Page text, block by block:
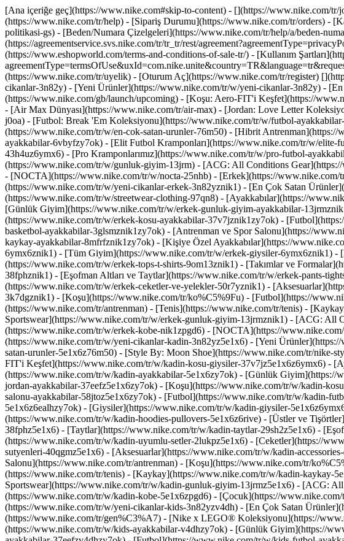
[Ana içeriğe geç](https://www.nike.com#skip-to-content) - [](https://www.nike.com/tr/
(https://www.nike.com/tr/help) - [Sipariş Durumu](https://www.nike.com/tr/orders) -
politikasi-gs) - [Beden/Numara Çizelgeleri](https://www.nike.com/tr/help/a/beden-
(https://agreementservice.svs.nike.com/tr/tr_tr/rest/
(https://www.eshopworld.com/terms-and-conditions-of-sale-tr/) - [Kullanım
(https://www.nike.com/tr/uyelik) - [Oturum Aç](https://www.nike.com/tr/register)
cikanlar-3n82y) - [Yeni Ürünler](https://www.nike.com/tr/w/yeni-cikanlar-3n82y) -
(https://www.nike.com/gb/launch/upcoming) - [Koşu: Aero-FIT'i Keşfet](https://
- [Air Max Dünyası](https://www.nike.com/tr/air-max) - [Jordan: Love Letter
j0oa) - [Futbol: Break 'Em Koleksiyonu](https://www.nike.com/tr/w/futbol-
(https://www.nike.com/tr/w/en-cok-satan-urunler-76m50) - [Hibrit
ayakkabilar-6vbyfzy7ok) - [Elit Futbol Kramponları](https://www.nike.com/tr/w/
43h4uz6ymx6) - [Pro Kramponlarımız](https://www.nike.com/tr/w/pro-futbol-
(https://www.nike.com/tr/w/gunluk-giyim-13jrm) - [ACG: All Conditions
- [NOCTA](https://www.nike.com/tr/w/nocta-25nhb) - [Erkek](https://
(https://www.nike.com/tr/w/yeni-cikanlar-erkek-3n82yznik1) - [En Çok Satan
(https://www.nike.com/tr/w/streetwear-clothing-97qn8) - [Ayakkabılar](https://
[Günlük Giyim](https://www.nike.com/tr/w/erkek-gunluk-giyim-ayakkabilar-
(https://www.nike.com/tr/w/erkek-kosu-ayakkabilar-37v7jznik1zy7ok) -
basketbol-ayakkabilar-3glsmznik1zy7ok) - [Antrenman ve Spor Salonu](https://
kaykay-ayakkabilar-8mfrfznik1zy7ok) - [Kişiye Özel Ayakkabılar](https://
6ymx6znik1) - [Tüm Giyim](https://www.nike.com/tr/w/erkek-giysiler-6ymx6znik1) -
(https://www.nike.com/tr/w/erkek-tops-t-shirts-9om13znik1) - [Takımlar ve
38fphznik1) - [Eşofman Altları ve Taytlar](https://www.nike.com/tr/w/erkek-pants-
(https://www.nike.com/tr/w/erkek-ceketler-ve-yelekler-50r7yznik1) -
3k7dgznik1) - [Koşu](https://www.nike.com/tr/ko%C5%9Fu) - [Futbol](https://
(https://www.nike.com/tr/antrenman) - [Tenis](https://www.nike.com/tr/tenis) -
Sportswear](https://www.nike.com/tr/w/erkek-gunluk-giyim-13jrmznik1) - [ACG: All
(https://www.nike.com/tr/w/erkek-kobe-nik1zpgd6) - [NOCTA](https://
(https://www.nike.com/tr/w/yeni-cikanlar-kadin-3n82yz5e1x6) - [Yeni
satan-urunler-5e1x6z76m50) - [Style By: Moon Shoe](https://www.nike.com/tr/nike-
FIT'i Keşfet](https://www.nike.com/tr/w/kadin-kosu-giysiler-37v7jz5e1x6z6ymx6) -
(https://www.nike.com/tr/w/kadin-ayakkabilar-5e1x6zy7ok) - [Günlük
jordan-ayakkabilar-37eefz5e1x6zy7ok) - [Koşu](https://www.nike.com/tr/w/kadin-
salonu-ayakkabilar-58jtoz5e1x6zy7ok) - [Futbol](https://www.nike.com/tr/w/kadin-
5e1x6z6ealhzy7ok) - [Giysiler](https://www.nike.com/tr/w/kadin-giysiler-
(https://www.nike.com/tr/w/kadin-hoodies-pullovers-5e1x6z6rive) - [Üstler ve
38fphz5e1x6) - [Taytlar](https://www.nike.com/tr/w/kadin-taytlar-29sh2z5e1x6) -
(https://www.nike.com/tr/w/kadin-uyumlu-setler-2lukpz5e1x6) - [Ceketler](https://
sutyenleri-40qgmz5e1x6) - [Aksesuarlar](https://www.nike.com/tr/w/kadin-
Salonu](https://www.nike.com/tr/antrenman) - [Koşu](https://www.nike.com/tr/
(https://www.nike.com/tr/tenis) - [Kaykay](https://www.nike.com/tr/w/kadin-kaykay-
Sportswear](https://www.nike.com/tr/w/kadin-gunluk-giyim-13jrmz5e1x6) - [ACG:
(https://www.nike.com/tr/w/kadin-kobe-5e1x6zpgd6) - [Çocuk](https://
(https://www.nike.com/tr/w/yeni-cikanlar-kids-3n82yzv4dh) - [En Çok Satan
(https://www.nike.com/tr/gen%C3%A7) - [Nike x LEGO® Koleksiyonu](https://
(https://www.nike.com/tr/w/kids-ayakkabilar-v4dhzy7ok) - [Günlük Giyim](https://